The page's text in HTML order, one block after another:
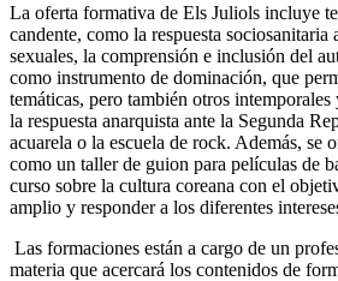
La oferta formativa de Els Juliols incluye
candente, como la respuesta sociosanitaria
sexuales, la comprensión e inclusión del
como instrumento de dominación, que
temáticas, pero también otros
la respuesta anarquista ante la Segunda
acuarela o la escuela de rock. Además, se
como un taller de guion para películas de
curso sobre la cultura coreana con el
amplio y responder a los diferentes
Las formaciones están a cargo de un
materia que acercará los contenidos de